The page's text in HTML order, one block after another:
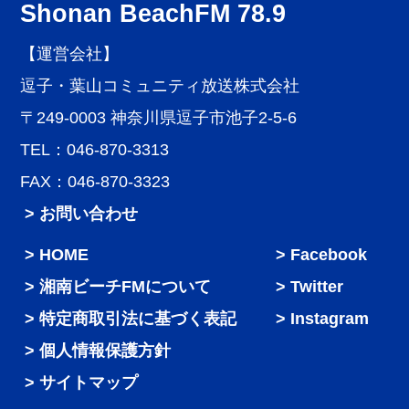
Shonan BeachFM 78.9
【運営会社】
逗子・葉山コミュニティ放送株式会社
〒249-0003 神奈川県逗子市池子2-5-6
TEL：046-870-3313
FAX：046-870-3323
> お問い合わせ
HOME
湘南ビーチFMについて
特定商取引法に基づく表記
個人情報保護方針
サイトマップ
Facebook
Twitter
Instagram